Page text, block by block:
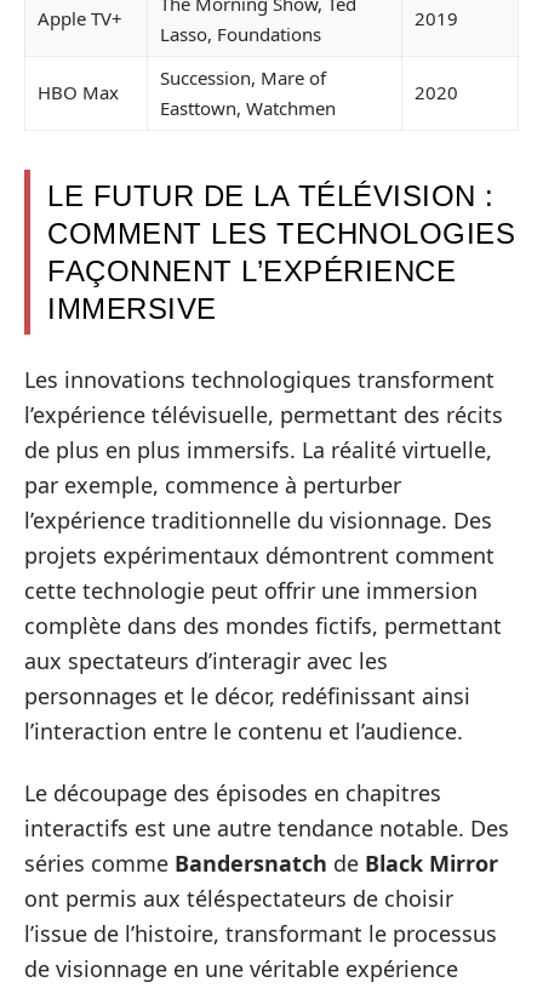
Apple TV+
Lasso, Foundations
2019
HBO Max
Succession, Mare of
Easttown, Watchmen
2020
LE FUTUR DE LA TÉLÉVISION :
COMMENT LES TECHNOLOGIES
FAÇONNENT L’EXPÉRIENCE
IMMERSIVE
Les innovations technologiques transforment
l’expérience télévisuelle, permettant des récits
de plus en plus immersifs. La réalité virtuelle,
par exemple, commence à perturber
l’expérience traditionnelle du visionnage. Des
projets expérimentaux démontrent comment
cette technologie peut offrir une immersion
complète dans des mondes fictifs, permettant
aux spectateurs d’interagir avec les
personnages et le décor, redéfinissant ainsi
l’interaction entre le contenu et l’audience.
Le découpage des épisodes en chapitres
interactifs est une autre tendance notable. Des
séries comme Bandersnatch de Black Mirror
ont permis aux téléspectateurs de choisir
l’issue de l’histoire, transformant le processus
de visionnage en une véritable expérience